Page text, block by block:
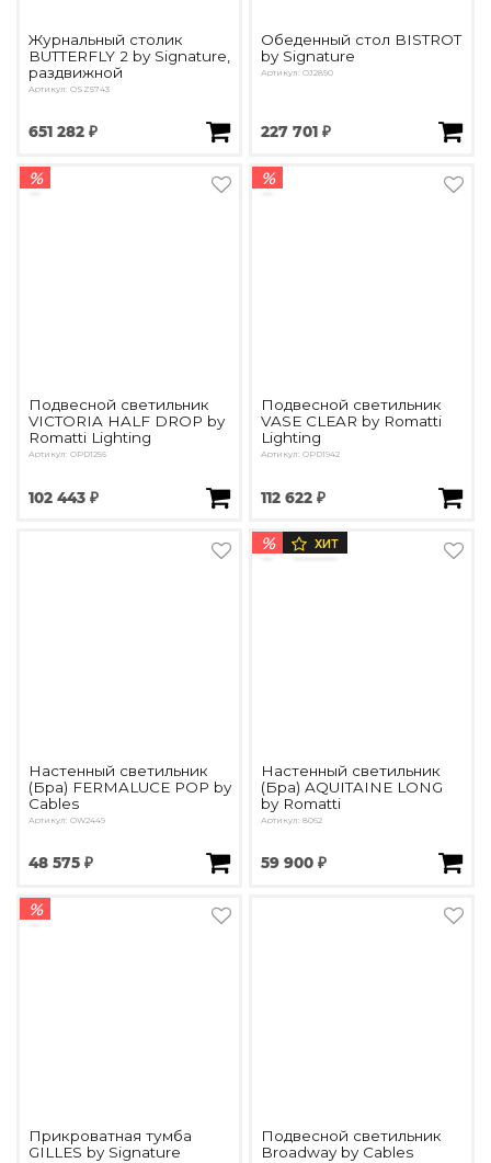
Журнальный столик
BUTTERFLY 2 by Signature,
раздвижной
Артикул: OSZ5743
651 282 ₽
Обеденный стол BISTROT
by Signature
Артикул: OJ2890
227 701 ₽
%
Подвесной светильник
VICTORIA HALF DROP by
Romatti Lighting
Артикул: OPD1256
102 443 ₽
%
Подвесной светильник
VASE CLEAR by Romatti
Lighting
Артикул: OPD1942
112 622 ₽
Настенный светильник
(Бра) FERMALUCE POP by
Cables
Артикул: OW2449
48 575 ₽
% ХИТ
Настенный светильник
(Бра) AQUITAINE LONG
by Romatti
Артикул: 8062
59 900 ₽
%
Прикроватная тумба
GILLES by Signature
Подвесной светильник
Broadway by Cables